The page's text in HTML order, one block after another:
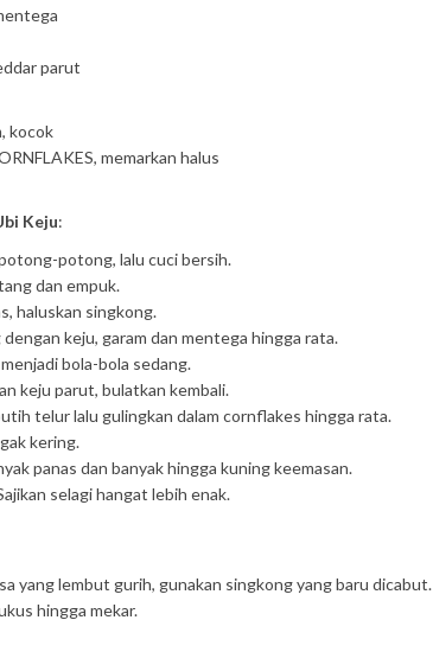
parut
kocok
memarkan halus
Keju:
potong, lalu cuci bersih.
dan empuk.
haluskan singkong.
keju, garam dan mentega hingga rata.
bola-bola sedang.
keju parut, bulatkan kembali.
telur lalu gulingkan dalam cornflakes hingga rata.
kering.
panas dan banyak hingga kuning keemasan.
selagi hangat lebih enak.
yang lembut gurih, gunakan singkong yang baru dicabut.
hingga mekar.